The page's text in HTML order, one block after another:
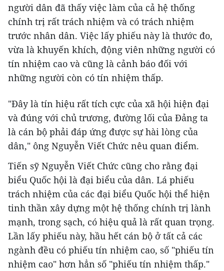
người dân đã thấy việc làm của cả hệ thống
chính trị rất trách nhiệm và có trách nhiệm
trước nhân dân. Việc lấy phiếu này là thước đo,
vừa là khuyến khích, động viên những người có
tín nhiệm cao và cũng là cảnh báo đối với
những người còn có tín nhiệm thấp.
"Đây là tín hiệu rất tích cực của xã hội hiện đại
và đúng với chủ trương, đường lối của Đảng ta
là cán bộ phải đáp ứng được sự hài lòng của
dân," ông Nguyễn Viết Chức nêu quan điểm.
Tiến sỹ Nguyễn Viết Chức cũng cho rằng đại
biểu Quốc hội là đại biểu của dân. Lá phiếu
trách nhiệm của các đại biểu Quốc hội thể hiện
tinh thần xây dựng một hệ thống chính trị lành
mạnh, trong sạch, có hiệu quả là rất quan trọng.
Lần lấy phiếu này, hầu hết cán bộ ở tất cả các
ngành đều có phiếu tín nhiệm cao, số "phiếu tín
nhiệm cao" hơn hẳn số "phiếu tín nhiệm thấp."